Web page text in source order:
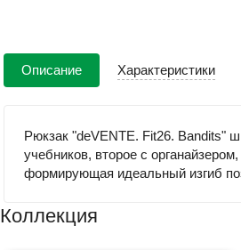
Описание Характеристики
Рюкзак "deVENTE. Fit26. Bandits"
учебников, второе с
формирующая идеальный изгиб
Коллекция